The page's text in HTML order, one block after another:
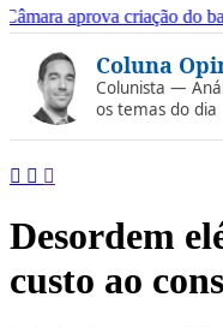
do bairro de Morro Branco
para
conteúdo
Coluna
Colunista —
os temas do dia
Desordem
custo ao